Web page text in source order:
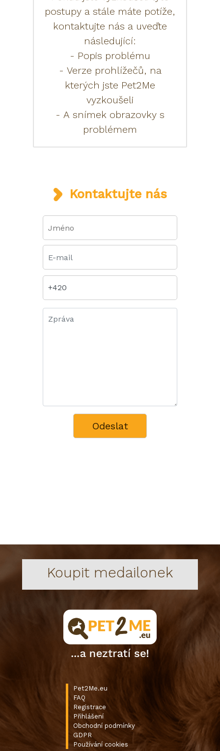
postupy a stále máte potíže,
kontaktujte nás a uveďte
následující:
- Popis problému
- Verze prohlížečů, na
kterých jste Pet2Me
vyzkoušeli
- A snímek obrazovky s
problémem
Kontaktujte nás
Koupit medailonek
Pet2Me.eu
FAQ
Registrace
Přihlášení
Obchodní podmínky
GDPR
Používání cookies